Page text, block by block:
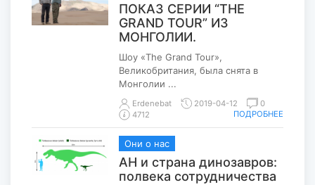
ПОКАЗ СЕРИИ “THE
GRAND TOUR” ИЗ
МОНГОЛИИ.
Шоу «The Grand Tour»,
Великобритания, была снята в
Монголии ...
Erdenebat 2019-04-12
0
4712
ПОДРОБНЕЕ
Они о нас
АН и страна динозавров:
полвека сотрудничества